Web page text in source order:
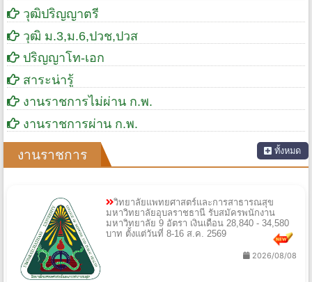
วุฒิปริญญาตรี
วุฒิ ม.3,ม.6,ปวช,ปวส
ปริญญาโท-เอก
สาระน่ารู้
งานราชการไม่ผ่าน ก.พ.
งานราชการผ่าน ก.พ.
งานราชการ ทั้งหมด
วิทยาลัยแพทยศาสตร์และการสาธารณสุข
มหาวิทยาลัยอุบลราชธานี รับสมัครพนักงาน
มหาวิทยาลัย 9 อัตรา เงินเดือน 28,840 - 34,580
บาท ตั้งแต่วันที่ 8-16 ส.ค. 2569
2026/08/08